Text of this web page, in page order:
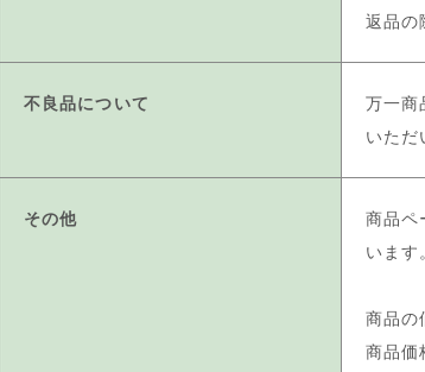
返品の
不良品について
万一商
いただ
その他
商品ペ
います
商品の
商品価